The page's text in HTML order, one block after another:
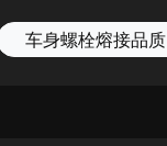
车身螺栓熔接品质